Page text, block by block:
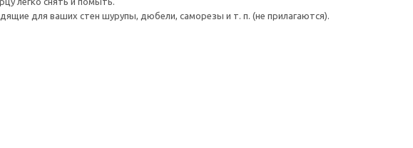
для ваших стен шурупы, дюбели, саморезы и т. п. (не прилагаются).